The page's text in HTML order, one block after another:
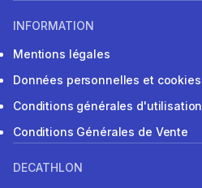
INFORMATION
Mentions légales
Données personnelles et cookies
Conditions générales d'utilisation
Conditions Générales de Vente
DECATHLON